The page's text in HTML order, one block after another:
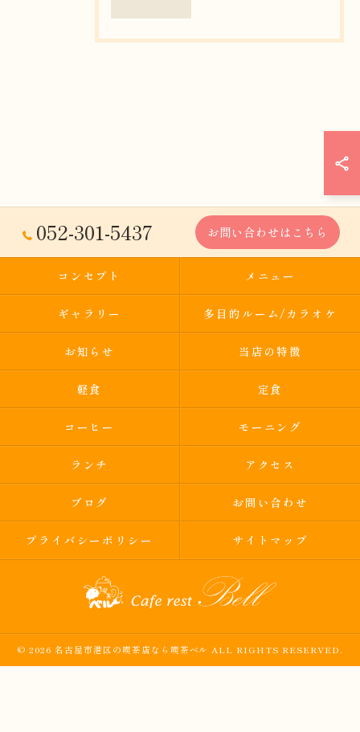
052-301-5437 お問い合わせはこちら
コンセプト メニュー
ギャラリー 多目的ルーム/カラオケ
お知らせ 当店の特徴
軽食 定食
コーヒー モーニング
ランチ アクセス
ブログ お問い合わせ
プライバシーポリシー サイトマップ
© 2026 名古屋市港区の喫茶店なら喫茶ベル ALL RIGHTS RESERVED.